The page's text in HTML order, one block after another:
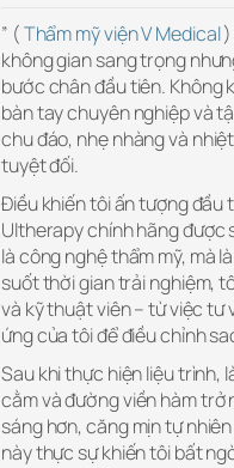
” (Thẩm mỹ viện V Medical)
không gian sang trọng
bước chân đầu tiên. Không
bàn tay chuyên nghiệp và
chu đáo, nhẹ nhàng và
tuyệt đối.
Điều khiến tôi ấn tượng đầu
Ultherapy chính hãng được
là công nghệ thẩm mỹ, mà
suốt thời gian trải nghiệm,
và kỹ thuật viên – từ việc
ứng của tôi để điều chỉnh
Sau khi thực hiện liệu trình,
cằm và đường viền hàm trở
sáng hơn, căng mịn tự
này thực sự khiến tôi bất